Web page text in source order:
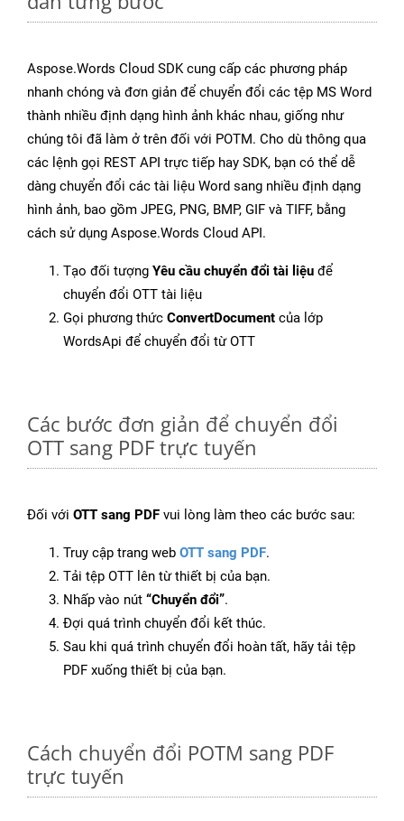
Aspose.Words Cloud SDK cung cấp các phương pháp
nhanh chóng và đơn giản để chuyển đổi các tệp MS Word
thành nhiều định dạng hình ảnh khác nhau, giống như
chúng tôi đã làm ở trên đối với POTM. Cho dù thông qua
các lệnh gọi REST API trực tiếp hay SDK, bạn có thể dễ
dàng chuyển đổi các tài liệu Word sang nhiều định dạng
hình ảnh, bao gồm JPEG, PNG, BMP, GIF và TIFF, bằng
cách sử dụng Aspose.Words Cloud API.
Tạo đối tượng Yêu cầu chuyển đổi tài liệu để
chuyển đổi OTT tài liệu
Gọi phương thức ConvertDocument của lớp
WordsApi để chuyển đổi từ OTT
Các bước đơn giản để chuyển đổi
OTT sang PDF trực tuyến
Đối với OTT sang PDF vui lòng làm theo các bước sau:
Truy cập trang web OTT sang PDF.
Tải tệp OTT lên từ thiết bị của bạn.
Nhấp vào nút “Chuyển đổi”.
Đợi quá trình chuyển đổi kết thúc.
Sau khi quá trình chuyển đổi hoàn tất, hãy tải tệp
PDF xuống thiết bị của bạn.
Cách chuyển đổi POTM sang PDF
trực tuyến